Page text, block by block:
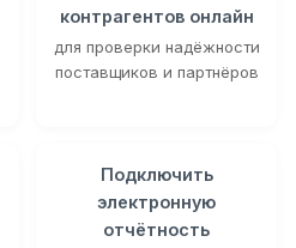
контрагентов онлайн
для проверки надёжности
поставщиков и партнёров
Подключить
электронную
отчётность